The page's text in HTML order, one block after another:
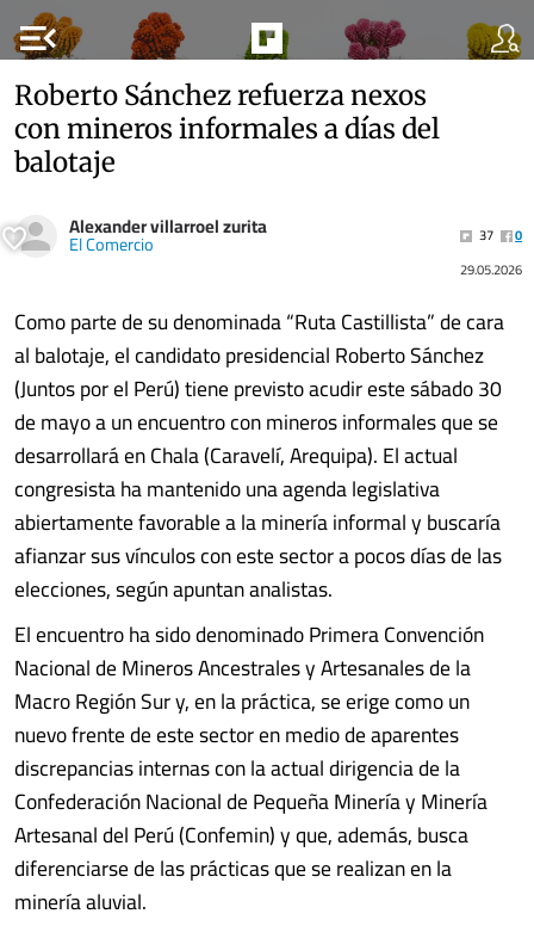
menu_open
Roberto Sánchez refuerza nexos
con mineros informales a días del
balotaje
Alexander villarroel zurita
El Comercio 37
0
29.05.2026
Como parte de su denominada “Ruta Castillista” de cara
al balotaje, el candidato presidencial Roberto Sánchez
(Juntos por el Perú) tiene previsto acudir este sábado 30
de mayo a un encuentro con mineros informales que se
desarrollará en Chala (Caravelí, Arequipa). El actual
congresista ha mantenido una agenda legislativa
abiertamente favorable a la minería informal y buscaría
afianzar sus vínculos con este sector a pocos días de las
elecciones, según apuntan analistas.
El encuentro ha sido denominado Primera Convención
Nacional de Mineros Ancestrales y Artesanales de la
Macro Región Sur y, en la práctica, se erige como un
nuevo frente de este sector en medio de aparentes
discrepancias internas con la actual dirigencia de la
Confederación Nacional de Pequeña Minería y Minería
Artesanal del Perú (Confemin) y que, además, busca
diferenciarse de las prácticas que se realizan en la
minería aluvial.